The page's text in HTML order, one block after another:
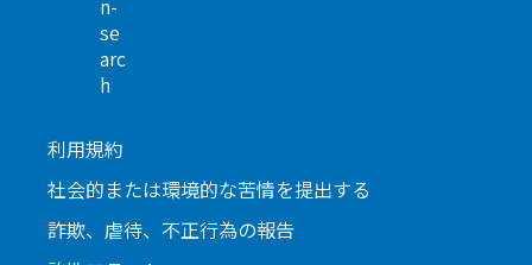
利用規約
社会的または環境的な苦情を提出する
詐欺、虐待、不正行為の報告